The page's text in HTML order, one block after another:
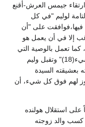
ارتقاء جيمس العرش-أقنع
التامة لوليم "في كل
فيها،فوافقت على "أن
إلا في أن يعمل هو
كما تعمل بالوصية التي
تقول:أيها الزوجات أطعن أزواجكن في كل شيء(18)" وتقبل وليم
بعشيقته السيدة
يحوز لهم فوق كل شيء، أن
استقلال هولنده
كسب والد زوجته